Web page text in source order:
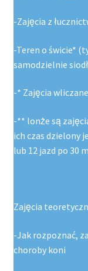
-Zajęcia z
-Teren o świcie*
samodzielnie
-* Zajęcia
-** lonże są
ich czas dzielony
lub 12 jazd po 30
Zajęcia
-Jak rozpoznać,
choroby koni